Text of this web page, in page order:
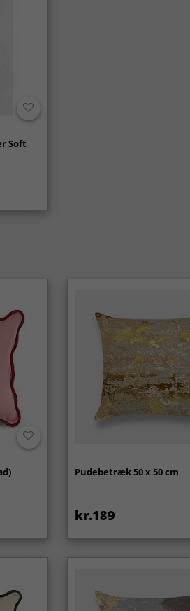
Soft
Pudebetræk 50 x 50 cm
kr.189